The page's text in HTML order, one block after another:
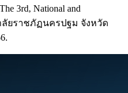
3rd, National and
ลัยราชภัฏนครปฐม จังหวัด